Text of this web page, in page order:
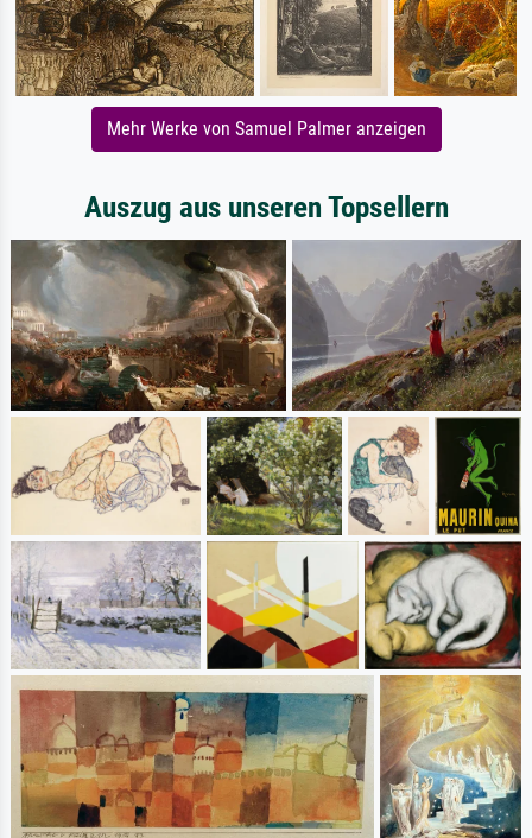
Mehr Werke von Samuel Palmer anzeigen
Auszug aus unseren Topsellern